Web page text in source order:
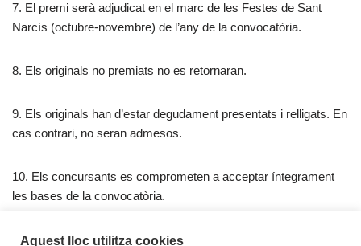
7. El premi serà adjudicat en el marc de les Festes de Sant
Narcís (octubre-novembre) de l’any de la convocatòria.
8. Els originals no premiats no es retornaran.
9. Els originals han d’estar degudament presentats i relligats. En
cas contrari, no seran admesos.
10. Els concursants es comprometen a acceptar íntegrament
les bases de la convocatòria.
Descarregar en format PDF
Aquest lloc utilitza cookies